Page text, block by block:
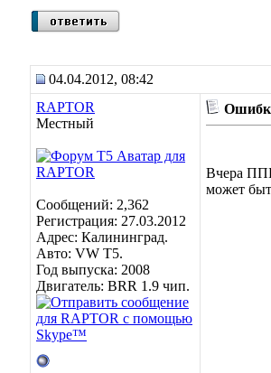
04.04.2012, 08:42
RAPTOR
Местный
Сообщений: 2,362
Регистрация: 27.03.2012
Адрес: Калининград.
Авто: VW Т5.
Год выпуска: 2008
Двигатель: BRR 1.9 чип.
Вчера
может